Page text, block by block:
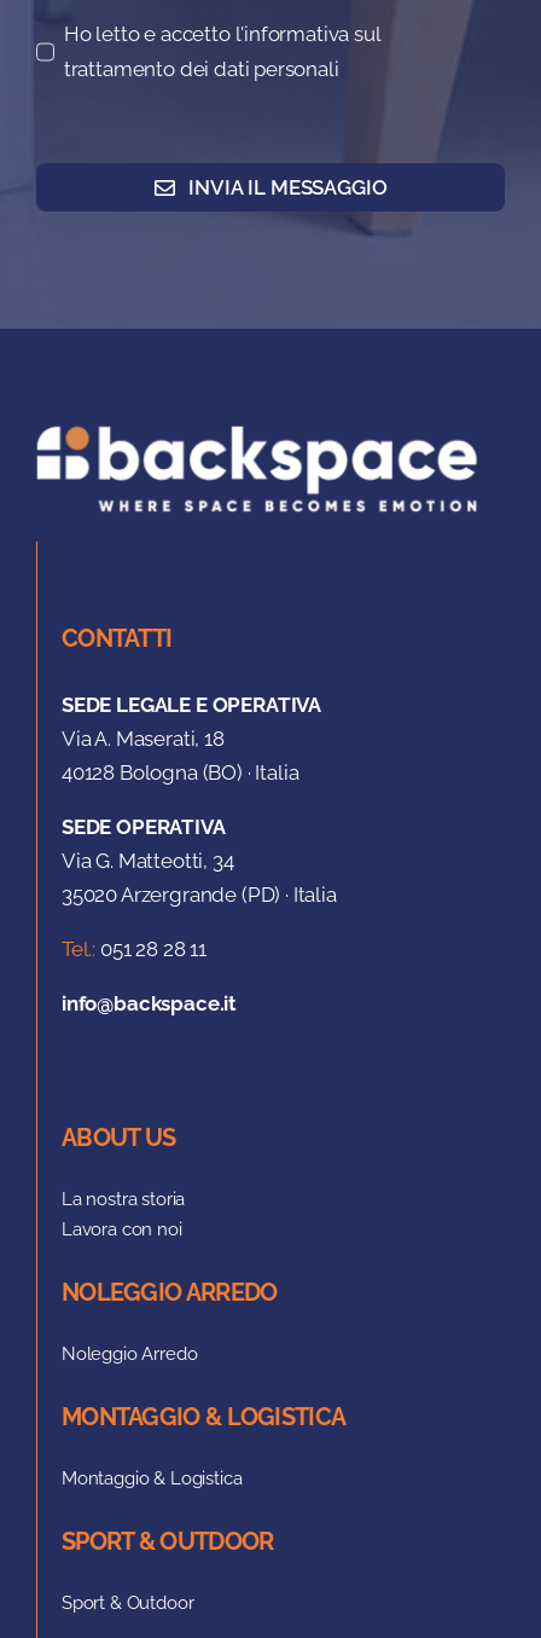
Ho letto e accetto l'informativa sul
trattamento dei dati personali
INVIA IL MESSAGGIO
CONTATTI
SEDE LEGALE E OPERATIVA
Via A. Maserati, 18
40128 Bologna (BO) · Italia
SEDE OPERATIVA
Via G. Matteotti, 34
35020 Arzergrande (PD) · Italia
Tel.: 051 28 28 11
info@backspace.it
ABOUT US
La nostra storia
Lavora con noi
NOLEGGIO ARREDO
Noleggio Arredo
MONTAGGIO & LOGISTICA
Montaggio & Logistica
SPORT & OUTDOOR
Sport & Outdoor